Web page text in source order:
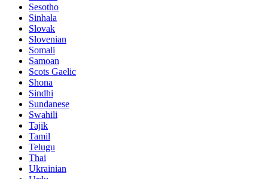
Sesotho
Sinhala
Slovak
Slovenian
Somali
Samoan
Scots Gaelic
Shona
Sindhi
Sundanese
Swahili
Tajik
Tamil
Telugu
Thai
Ukrainian